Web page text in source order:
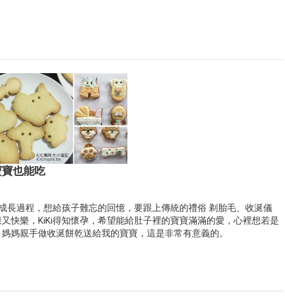
也能吃
長過程，想給孩子難忘的回憶，要跟上傳統的禮俗 剃胎毛、收涎儀
快樂，KiKi得知懷孕，希望能給肚子裡的寶寶滿滿的愛，心裡想若是
媽親手做收涎餅乾送給我的寶寶，這是非常有意義的。